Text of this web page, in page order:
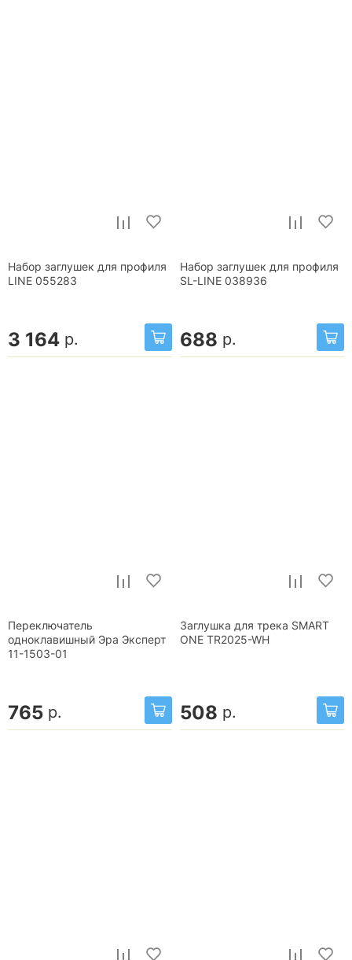
Набор заглушек для профиля
LINE 055283
3 164 р.
Набор заглушек для профиля
SL-LINE 038936
688 р.
Переключатель
одноклавишный Эра Эксперт
11-1503-01
765 р.
Заглушка для трека SMART
ONE TR2025-WH
508 р.